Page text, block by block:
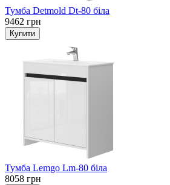
Тумба Detmold Dt-80 біла
9462 грн
Тумба Lemgo Lm-80 біла
8058 грн